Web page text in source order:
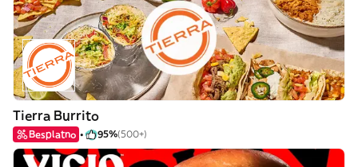
Tierra Burrito
Besplatno 95%(500+)